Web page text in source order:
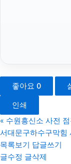
좋아요 0
인쇄
« 수원흥신소 사전
서대문구하수구막힘
목록보기
답글쓰기
글수정 글삭제